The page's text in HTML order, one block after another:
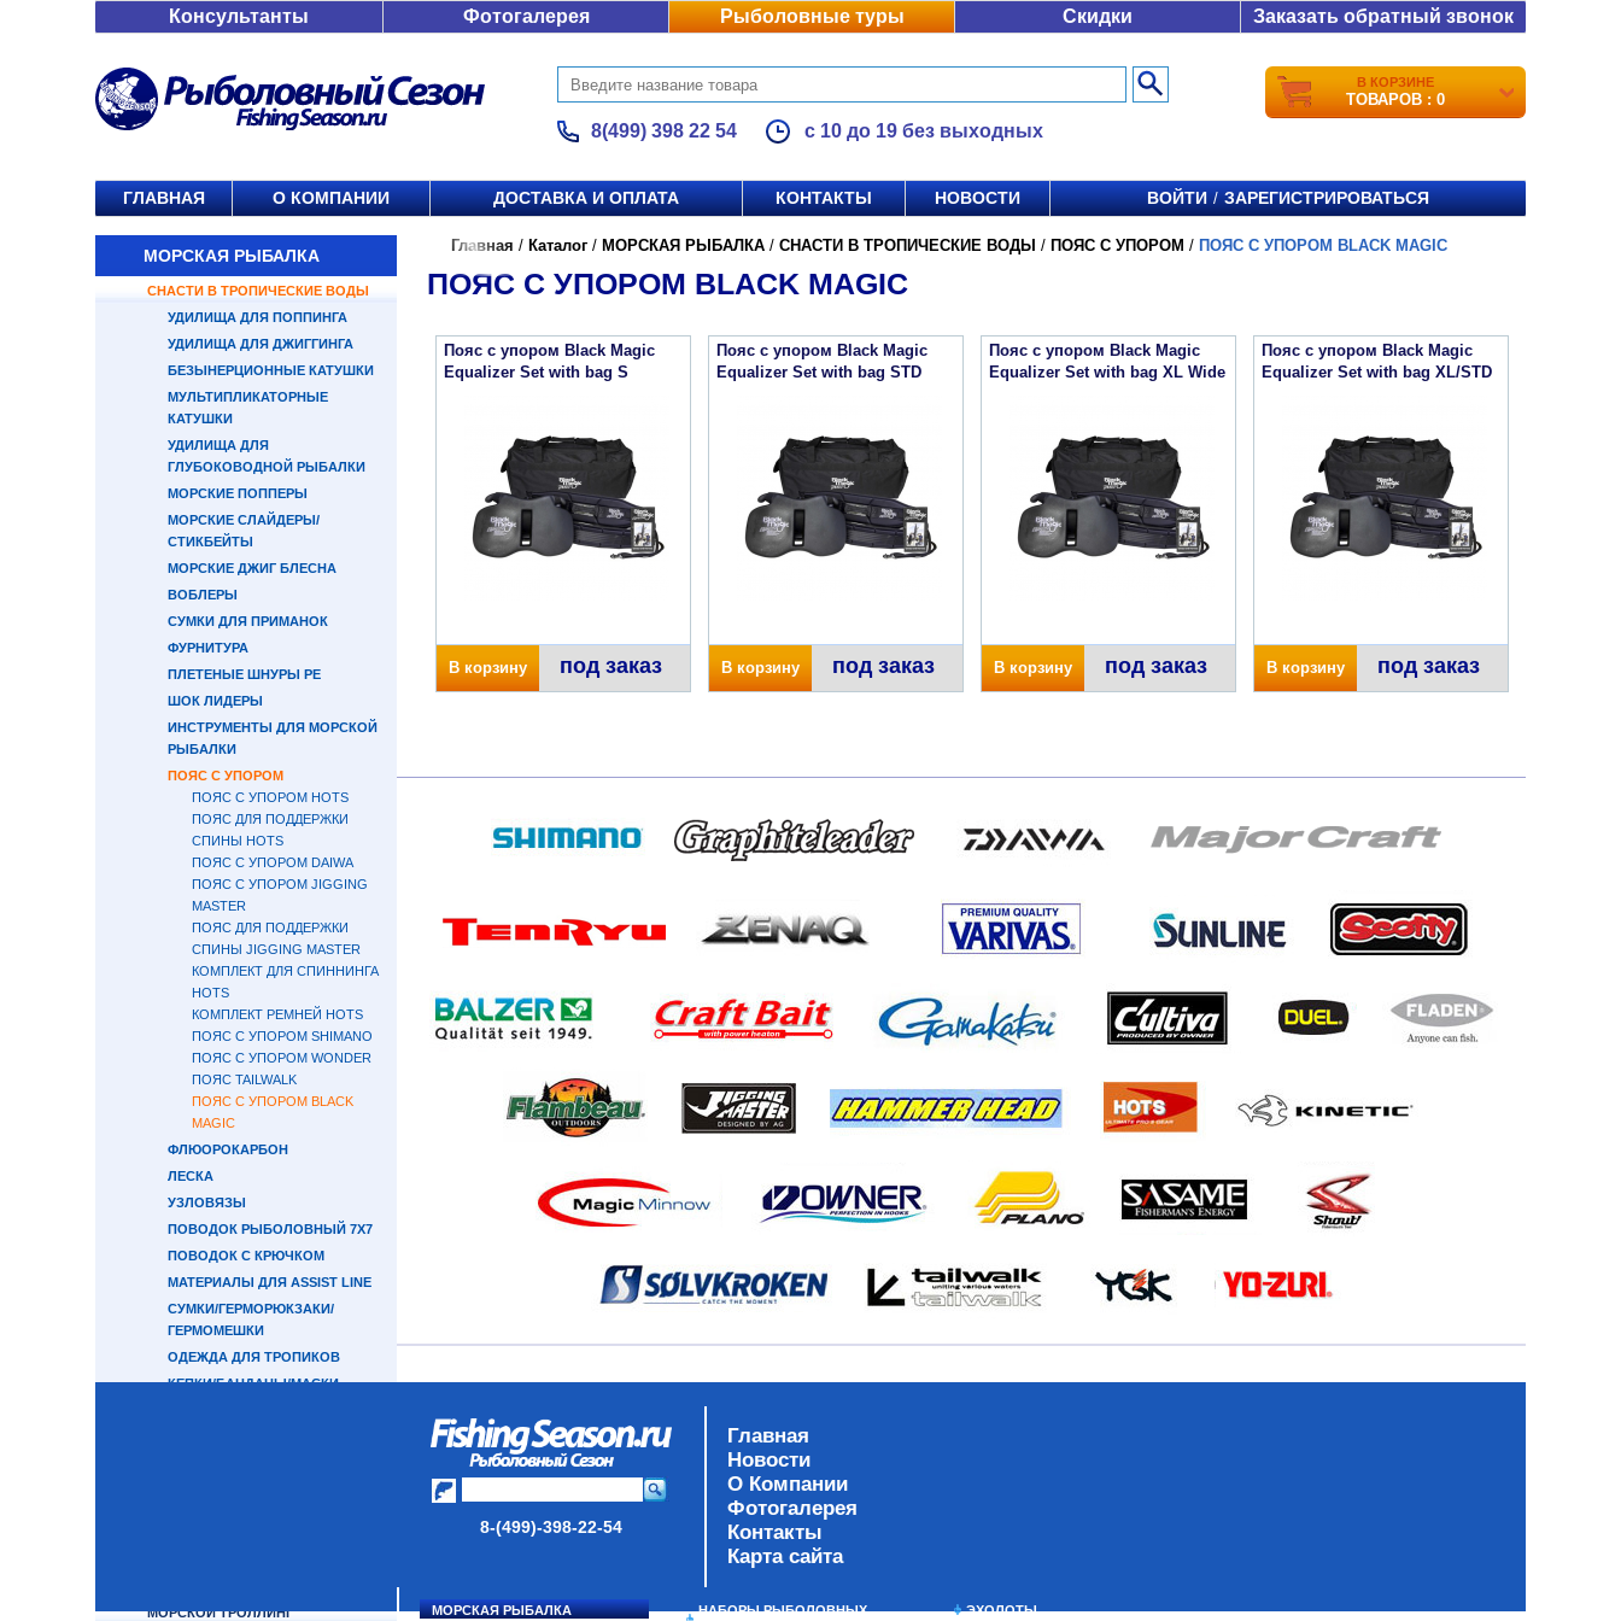
Консультанты Фотогалерея Рыболовные туры Скидки Заказать обратный звонок
8(499) 398 22 54 с 10 до 19 без выходных
В КОРЗИНЕ
ТОВАРОВ : 0
ГЛАВНАЯ О КОМПАНИИ ДОСТАВКА И ОПЛАТА КОНТАКТЫ НОВОСТИ ВОЙТИ / ЗАРЕГИСТРИРОВАТЬСЯ
МОРСКАЯ РЫБАЛКА
СНАСТИ В ТРОПИЧЕСКИЕ ВОДЫ
УДИЛИЩА ДЛЯ ПОППИНГА
УДИЛИЩА ДЛЯ ДЖИГГИНГА
БЕЗЫНЕРЦИОННЫЕ КАТУШКИ
МУЛЬТИПЛИКАТОРНЫЕ
КАТУШКИ
УДИЛИЩА ДЛЯ
ГЛУБОКОВОДНОЙ РЫБАЛКИ
МОРСКИЕ ПОППЕРЫ
МОРСКИЕ СЛАЙДЕРЫ/
СТИКБЕЙТЫ
МОРСКИЕ ДЖИГ БЛЕСНА
ВОБЛЕРЫ
СУМКИ ДЛЯ ПРИМАНОК
ФУРНИТУРА
ПЛЕТЕНЫЕ ШНУРЫ PE
ШОК ЛИДЕРЫ
ИНСТРУМЕНТЫ ДЛЯ МОРСКОЙ
РЫБАЛКИ
ПОЯС С УПОРОМ
ПОЯС С УПОРОМ HOTS
ПОЯС ДЛЯ ПОДДЕРЖКИ
СПИНЫ HOTS
ПОЯС С УПОРОМ DAIWA
ПОЯС С УПОРОМ JIGGING
MASTER
ПОЯС ДЛЯ ПОДДЕРЖКИ
СПИНЫ JIGGING MASTER
КОМПЛЕКТ ДЛЯ СПИННИНГА
HOTS
КОМПЛЕКТ РЕМНЕЙ HOTS
ПОЯС С УПОРОМ SHIMANO
ПОЯС С УПОРОМ WONDER
ПОЯС TAILWALK
ПОЯС С УПОРОМ BLACK
MAGIC
ФЛЮОРОКАРБОН
ЛЕСКА
УЗЛОВЯЗЫ
ПОВОДОК РЫБОЛОВНЫЙ 7Х7
ПОВОДОК С КРЮЧКОМ
МАТЕРИАЛЫ ДЛЯ ASSIST LINE
СУМКИ/ГЕРМОРЮКЗАКИ/
ГЕРМОМЕШКИ
ОДЕЖДА ДЛЯ ТРОПИКОВ
КЕПКИ/БАНДАНЫ/МАСКИ
МОРСКОЙ ТРОЛЛИНГ
Главная / Каталог / МОРСКАЯ РЫБАЛКА / СНАСТИ В ТРОПИЧЕСКИЕ ВОДЫ / ПОЯС С УПОРОМ / ПОЯС С УПОРОМ BLACK MAGIC
ПОЯС С УПОРОМ BLACK MAGIC
Пояс с упором Black Magic
Equalizer Set with bag S
В корзину под заказ
Пояс с упором Black Magic
Equalizer Set with bag STD
В корзину под заказ
Пояс с упором Black Magic
Equalizer Set with bag XL Wide
В корзину под заказ
Пояс с упором Black Magic
Equalizer Set with bag XL/STD
В корзину под заказ
8-(499)-398-22-54
Главная
Новости
О Компании
Фотогалерея
Контакты
Карта сайта
МОРСКАЯ РЫБАЛКА
НАБОРЫ РЫБОЛОВНЫХ
ЭХОЛОТЫ